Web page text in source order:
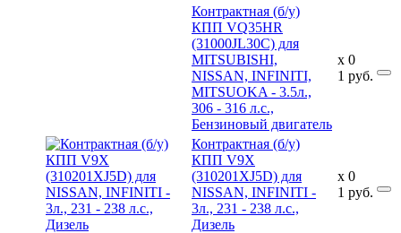
Контрактная (б/у)
КПП VQ35HR
(31000JL30C) для
MITSUBISHI,
NISSAN, INFINITI,
MITSUOKA - 3.5л.,
306 - 316 л.с.,
Бензиновый двигатель
x
1
0
руб.
Контрактная (б/у)
КПП V9X
(310201XJ5D) для
NISSAN, INFINITI -
3л., 231 - 238 л.с.,
Дизель
x
1
0
руб.